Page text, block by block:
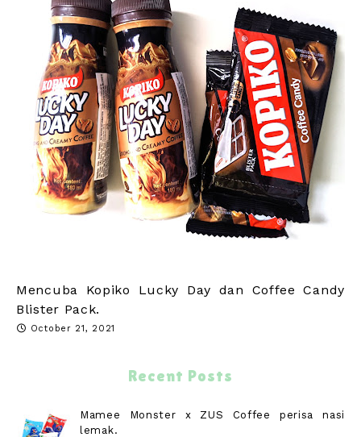
Mencuba Kopiko Lucky Day dan Coffee Candy
Blister Pack.
October 21, 2021
Recent Posts
Mamee Monster x ZUS Coffee perisa nasi
lemak.